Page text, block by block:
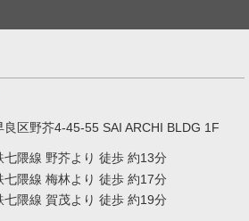
良区野芥4-45-55 SAI ARCHI BLDG 1F
七隈線 野芥より 徒歩 約13分
七隈線 梅林より 徒歩 約17分
七隈線 賀茂より 徒歩 約19分